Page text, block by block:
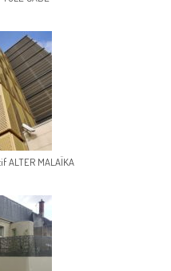
ALTER MALAÏKA